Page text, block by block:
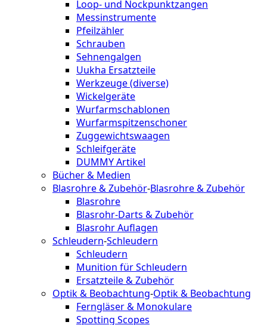
Loop- und Nockpunktzangen
Messinstrumente
Pfeilzähler
Schrauben
Sehnengalgen
Uukha Ersatzteile
Werkzeuge (diverse)
Wickelgeräte
Wurfarmschablonen
Wurfarmspitzenschoner
Zuggewichtswaagen
Schleifgeräte
DUMMY Artikel
Bücher & Medien
Blasrohre & Zubehör-Blasrohre & Zubehör
Blasrohre
Blasrohr-Darts & Zubehör
Blasrohr Auflagen
Schleudern-Schleudern
Schleudern
Munition für Schleudern
Ersatzteile & Zubehör
Optik & Beobachtung-Optik & Beobachtung
Ferngläser & Monokulare
Spotting Scopes